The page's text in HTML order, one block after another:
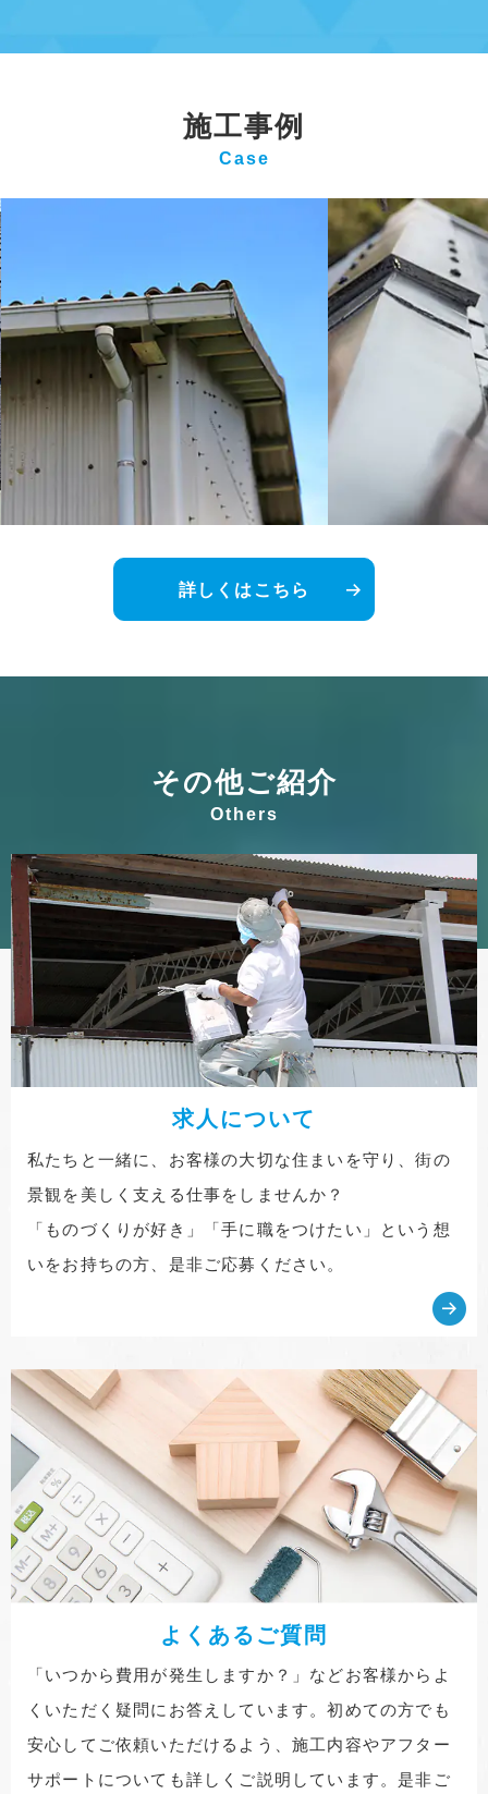
施工事例
Case
詳しくはこちら
その他ご紹介
Others
求人について
私たちと一緒に、お客様の大切な住まいを守り、街の
景観を美しく支える仕事をしませんか？
「ものづくりが好き」「手に職をつけたい」という想
いをお持ちの方、是非ご応募ください。
よくあるご質問
「いつから費用が発生しますか？」などお客様からよ
くいただく疑問にお答えしています。初めての方でも
安心してご依頼いただけるよう、施工内容やアフター
サポートについても詳しくご説明しています。是非ご